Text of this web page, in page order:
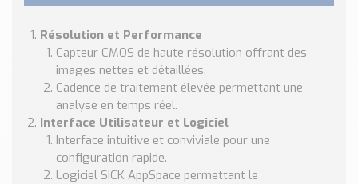
Résolution et Performance
Capteur CMOS de haute résolution offrant des
images nettes et détaillées.
Cadence de traitement élevée permettant une
analyse en temps réel.
Interface Utilisateur et Logiciel
Interface intuitive et conviviale pour une
configuration rapide.
Logiciel SICK AppSpace permettant le